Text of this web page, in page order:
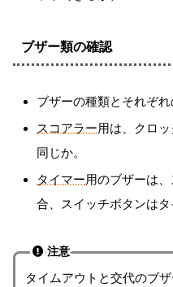
ブザー類の確認
ブザーの種類とそれぞれ
スコアラー用は、クロ
同じか。
タイマー用のブザーは
合、スイッチボタンはタ
注意
タイムアウトと交代のブ